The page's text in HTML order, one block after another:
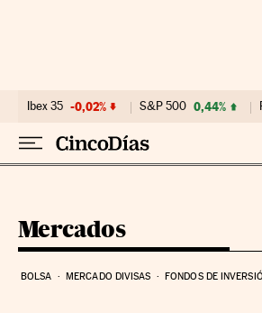
Ibex 35 -0,02% S&P 500 0,44%
Mercados
BOLSA MERCADO DIVISAS FONDOS DE